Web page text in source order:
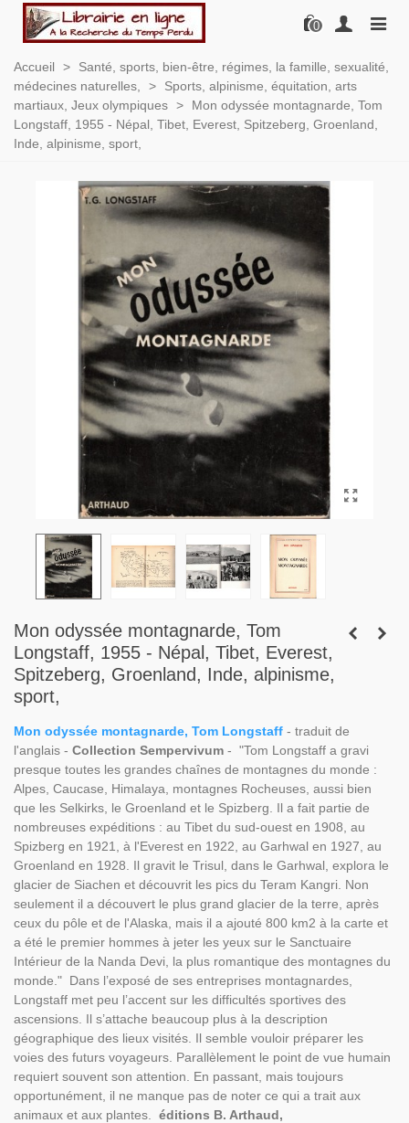
0
Accueil >
Santé, sports, bien-être, régimes, la famille, sexualité,
médecines naturelles,
>
Sports, alpinisme, équitation, arts
martiaux, Jeux olympiques >
Mon odyssée montagnarde, Tom
Longstaff, 1955 - Népal, Tibet, Everest, Spitzeberg, Groenland,
Inde, alpinisme, sport,
Mon odyssée montagnarde, Tom
Longstaff, 1955 - Népal, Tibet, Everest,
Spitzeberg, Groenland, Inde, alpinisme,
sport,
Mon odyssée montagnarde, Tom Longstaff - traduit de
l'anglais - Collection Sempervivum - "Tom Longstaff a gravi
presque toutes les grandes chaînes de montagnes du monde :
Alpes, Caucase, Himalaya, montagnes Rocheuses, aussi bien
que les Selkirks, le Groenland et le Spizberg. Il a fait partie de
nombreuses expéditions : au Tibet du sud-ouest en 1908, au
Spizberg en 1921, à l'Everest en 1922, au Garhwal en 1927, au
Groenland en 1928. Il gravit le Trisul, dans le Garhwal, explora le
glacier de Siachen et découvrit les pics du Teram Kangri. Non
seulement il a découvert le plus grand glacier de la terre, après
ceux du pôle et de l'Alaska, mais il a ajouté 800 km2 à la carte et
a été le premier hommes à jeter les yeux sur le Sanctuaire
Intérieur de la Nanda Devi, la plus romantique des montagnes du
monde." Dans l’exposé de ses entreprises montagnardes,
Longstaff met peu l’accent sur les difficultés sportives des
ascensions. Il s’attache beaucoup plus à la description
géographique des lieux visités. Il semble vouloir préparer les
voies des futurs voyageurs. Parallèlement le point de vue humain
requiert souvent son attention. En passant, mais toujours
opportunément, il ne manque pas de noter ce qui a trait aux
animaux et aux plantes. éditions B. Arthaud,